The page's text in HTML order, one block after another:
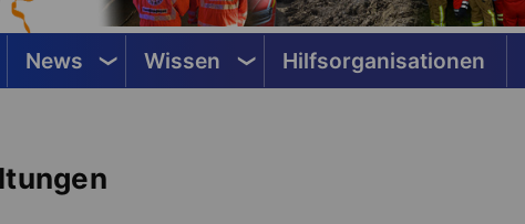
News Wissen Hilfsorganisationen